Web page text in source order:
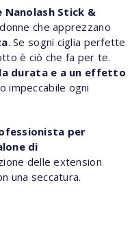
Stick &
che apprezzano
. Se sogni ciglia perfette
è ciò che fa per te.
durata e a un effetto
impeccabile ogni
per
di
delle extension
una seccatura.